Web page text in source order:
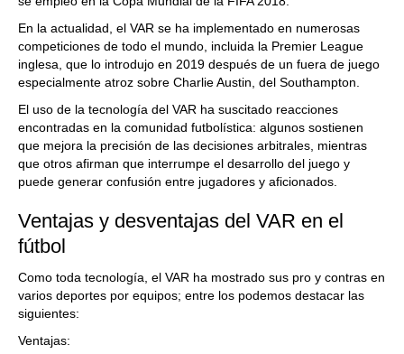
En la actualidad, el VAR se ha implementado en numerosas
competiciones de todo el mundo, incluida la Premier League
inglesa, que lo introdujo en 2019 después de un fuera de juego
especialmente atroz sobre Charlie Austin, del Southampton.
El uso de la tecnología del VAR ha suscitado reacciones
encontradas en la comunidad futbolística: algunos sostienen
que mejora la precisión de las decisiones arbitrales, mientras
que otros afirman que interrumpe el desarrollo del juego y
puede generar confusión entre jugadores y aficionados.
Ventajas y desventajas del VAR en el
fútbol
Como toda tecnología, el VAR ha mostrado sus pro y contras en
varios deportes por equipos; entre los podemos destacar las
siguientes:
Ventajas: